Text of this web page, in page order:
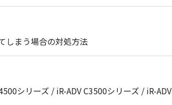
しまう場合の対処方法
シリーズ / iR-ADV C3500シリーズ / iR-ADV